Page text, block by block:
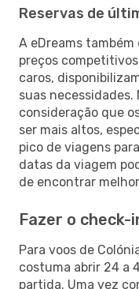
Reservas de
A eDreams
preços
caros,
suas
consideração que
ser mais altos,
pico de viagens
datas da viagem
de encontrar
Fazer o check-
Para voos de
costuma abrir 24 a
partida. Uma vez